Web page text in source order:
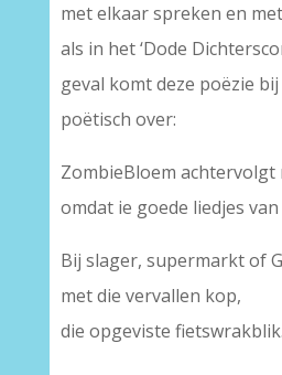
met elkaar spreken en
als in het ‘Dode
geval komt deze poëzie
poëtisch over:
ZombieBloem achtervolgt
omdat ie goede liedjes
Bij slager, supermarkt of
met die vervallen kop,
die opgeviste fietswrakblik.